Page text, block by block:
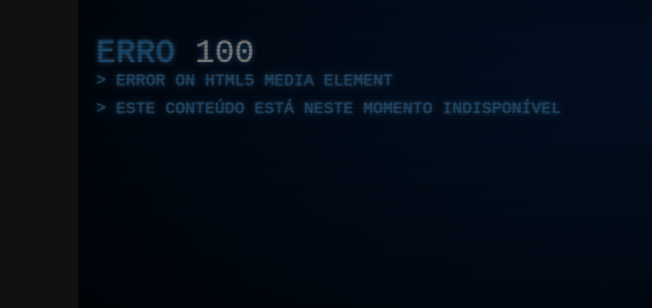
ERRO 100
ERROR ON HTML5 MEDIA ELEMENT
ESTE CONTEÚDO ESTÁ NESTE MOMENTO INDISPONÍVEL